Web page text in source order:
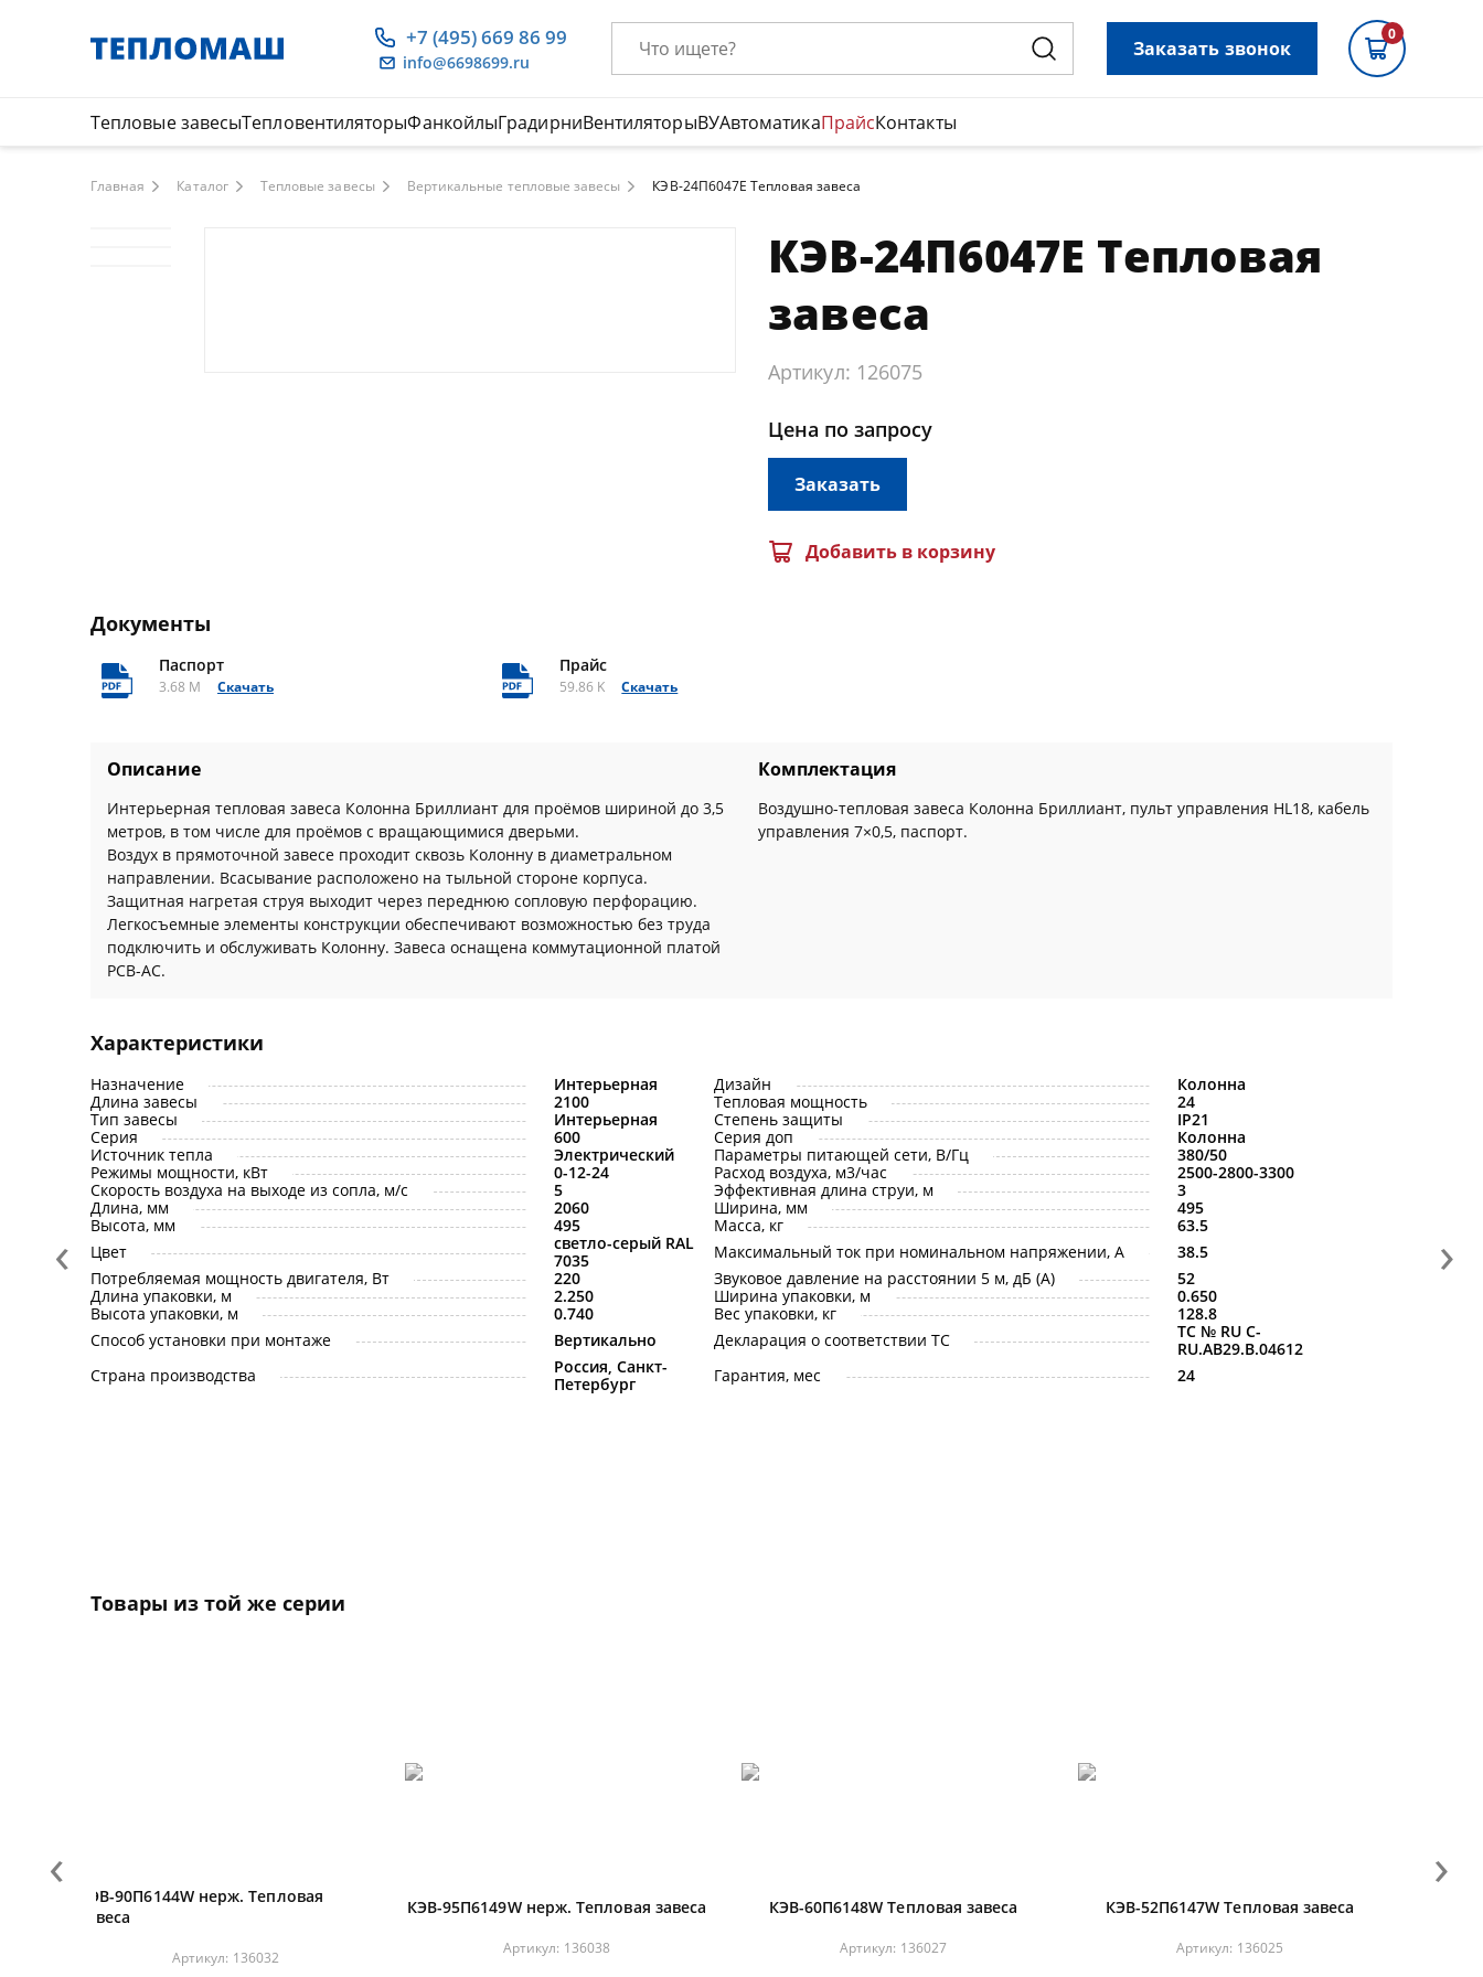
+7 (495) 669 86 99
info@6698699.ru
Заказать звонок
0
Тепловые завесыТепловентиляторыФанкойлыГрадирниВентиляторыВУАвтоматикаПрайсКонтакты
Главная Каталог Тепловые завесы Вертикальные тепловые завесы КЭВ-24П6047E Тепловая завеса
КЭВ-24П6047E Тепловая
завеса
Артикул: 126075
Цена по запросу
Заказать
Добавить в корзину
Документы
Паспорт
3.68 M Скачать
Прайс
59.86 K Скачать
Описание
Интерьерная тепловая завеса Колонна Бриллиант для проёмов шириной до 3,5
метров, в том числе для проёмов с вращающимися дверьми.
Воздух в прямоточной завесе проходит сквозь Колонну в диаметральном
направлении. Всасывание расположено на тыльной стороне корпуса.
Защитная нагретая струя выходит через переднюю сопловую перфорацию.
Легкосъемные элементы конструкции обеспечивают возможностью без труда
подключить и обслуживать Колонну. Завеса оснащена коммутационной платой
PCB-AC.
Комплектация
Воздушно-тепловая завеса Колонна Бриллиант, пульт управления HL18, кабель
управления 7×0,5, паспорт.
Характеристики
Назначение Интерьерная Дизайн
Колонна
Длина завесы
2100 Тепловая мощность
24
Тип завесы
Интерьерная Степень защиты
IP21
Серия
600 Серия доп
Колонна
Источник тепла
Электрический Параметры питающей сети, В/Гц
380/50
Режимы мощности, кВт
0-12-24 Расход воздуха, м3/час
2500-2800-3300
Скорость воздуха на выходе из сопла, м/с
5 Эффективная длина струи, м
3
Длина, мм
2060 Ширина, мм
495
Высота, мм
495 Масса, кг
63.5
Цвет
светло-серый RAL
7035
Максимальный ток при номинальном напряжении, A
38.5
Потребляемая мощность двигателя, Вт
220 Звуковое давление на расстоянии 5 м, дБ (A)
52
Длина упаковки, м
2.250 Ширина упаковки, м
0.650
Высота упаковки, м
0.740 Вес упаковки, кг
128.8
Способ установки при монтаже
Вертикально Декларация о соответствии ТС
ТС № RU С-
RU.АB29.B.04612
Страна производства
Россия, Санкт-
Петербург
Гарантия, мес 24
Товары из той же серии
‹ ›
КЭВ-90П6144W нерж. Тепловая
завеса
Артикул: 136032
КЭВ-95П6149W нерж. Тепловая завеса
Артикул: 136038
КЭВ-60П6148W Тепловая завеса
Артикул: 136027
КЭВ-52П6147W Тепловая завеса
Артикул: 136025
‹ ›